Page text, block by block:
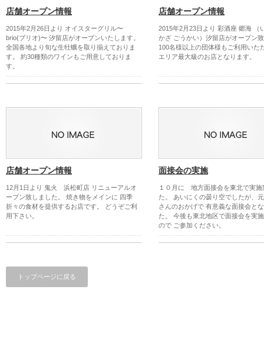
店舗オープン情報
2015年2月26日より オイスターグリル〜
brio(ブリオ)〜 汐留店がオープンいたします。
全国各地より旬な生牡蠣を取り揃えておりま
す。 約30種類のワインもご用意しておりま
す。
店舗オープン情報
2015年2月23日より 彩酒座 郷海 （
かざ ごうかい）汐留店がオープン
100名様以上の団体様もご利用いた
エリア最大級のお店となります。
店舗オープン情報
12月1日より 鬼火 浜松町店 リニューアルオ
ープン致しました。 焼き物をメインに 四季
折々の食材を提供するお店です。 どうぞご利
用下さい。
面接会の実施
１０月に 地方面接会を東北で実施
た。 あいにくの曇り空でしたが、
さんのおかげで 有意義な面接会と
た。 今後も東北地区で面接会を実
ので ご参加ください。
トップページに戻る